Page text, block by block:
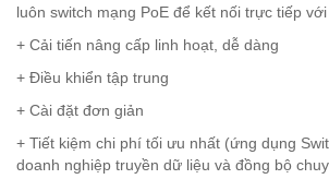
luôn switch mạng PoE để kết nối trực tiếp
+ Cải tiến nâng cấp linh hoạt, dễ dàng
+ Điều khiển tập trung
+ Cài đặt đơn giản
+ Tiết kiệm chi phí tối ưu nhất (ứng dụng
doanh nghiệp truyền dữ liệu và đồng bộ